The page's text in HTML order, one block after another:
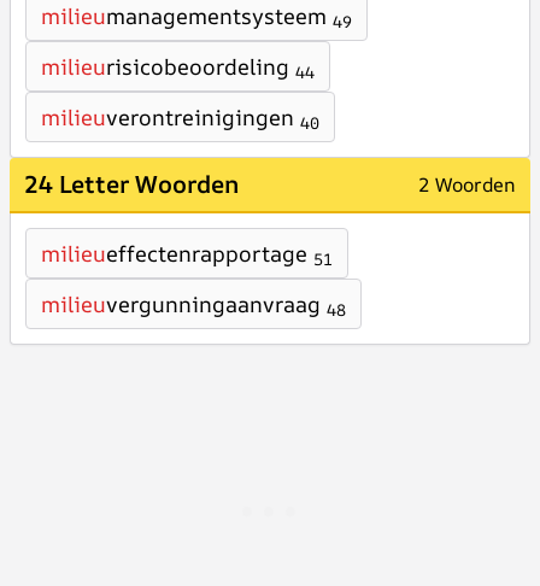
milieumanagementsysteem 49
milieurisicobeoordeling 44
milieuverontreinigingen 40
24 Letter Woorden 2 Woorden
milieueffectenrapportage 51
milieuvergunningaanvraag 48